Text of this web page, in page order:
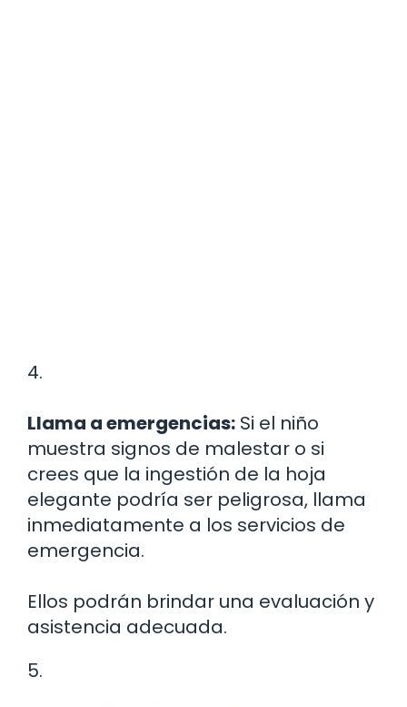
4.
Llama a emergencias: Si el niño
muestra signos de malestar o si
crees que la ingestión de la hoja
elegante podría ser peligrosa, llama
inmediatamente a los servicios de
emergencia.
Ellos podrán brindar una evaluación y
asistencia adecuada.
5.